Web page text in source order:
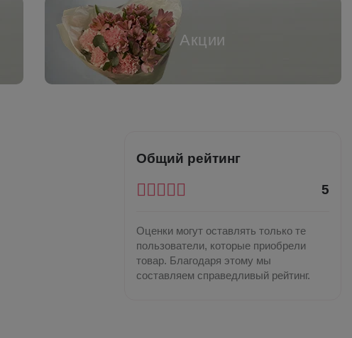
Акции
Общий рейтинг
5
Оценки могут оставлять только те
пользователи, которые приобрели
товар. Благодаря этому мы
составляем справедливый рейтинг.